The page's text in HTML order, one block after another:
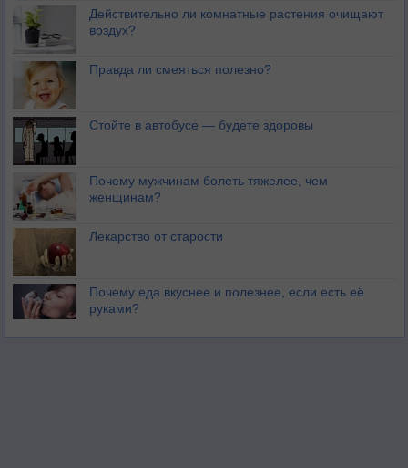
Действительно ли комнатные растения очищают
воздух?
Правда ли смеяться полезно?
Стойте в автобусе — будете здоровы
Почему мужчинам болеть тяжелее, чем
женщинам?
Лекарство от старости
Почему еда вкуснее и полезнее, если есть её
руками?